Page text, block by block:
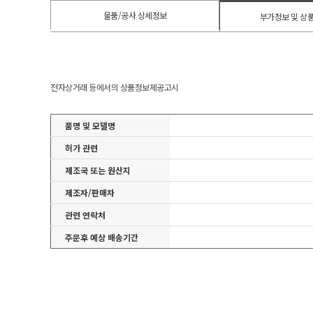
물품/공사 상세정보 부가정보 및 상
전자상거래 등에서의 상품정보제공고시
품명 및 모델명
허가 관련
제조국 또는 원산지
제조자/판매자
관련 연락처
주문후 예상 배송기간